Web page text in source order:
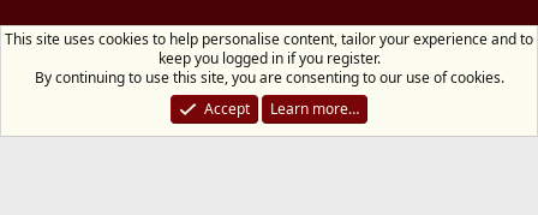
Diệu Pháp Âm
Chùa Diệu Pháp - Số 72/14 Phú Mỹ, Phú Hòa Đông, Củ Chi, TP.HCM
đồ)
Điện thoại: 028.36208438 | Email: bientap@dieuphapam.net
Chủ Nhiệm: Thích Minh Thiền
This site uses cookies to help personalise content, tailor your experience and to
keep you logged in if you register.
By continuing to use this site, you are consenting to our use of cookies.
Accept
Learn more…